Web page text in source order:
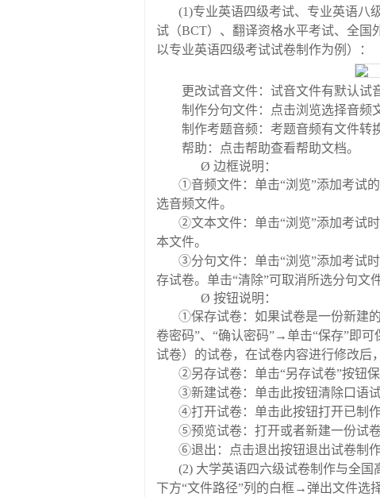
(1)专业英语四级考试、专业英语八
试（BCT）、翻译资格水平考试、全国
以专业英语四级考试试卷制作为例）：
更改试音文件：试音文件有默认试
制作分句文件：点击浏览选择音频
制作考题音频：考题音频有文件转
帮助：点击帮助查看帮助文档。
Ø 边框说明：
①音频文件：单击“浏览”添加考试
选音频文件。
②文本文件：单击“浏览”添加考试
本文件。
③分句文件：单击“浏览”添加考试
存试卷。单击“清除”可取消所选分句文件
Ø 按钮说明：
①保存试卷：如果试卷是一份新建
卷密码”、 “确认密码”→ 单击“保存”即可
试卷）的试卷，在试卷内容进行修改后
②另存试卷：单击“另存试卷”按钮
③新建试卷：单击此按钮清除口语
④打开试卷：单击此按钮打开已制
⑤预览试卷：打开或者新建一份试
⑥退出：点击退出按钮退出试卷制作
(2) 大学英语四六级试卷制作与全
下方“文件路径”列的白框 → 弹出文件选